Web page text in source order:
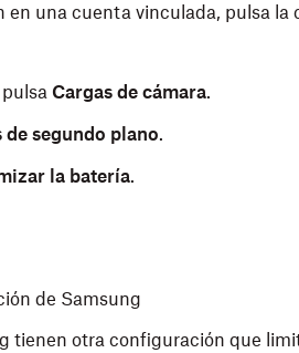
en una cuenta vinculada, pulsa
pulsa Cargas de cámara.
segundo plano.
la batería.
de Samsung
tienen otra configuración que